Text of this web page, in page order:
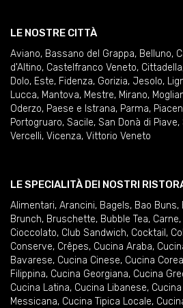
LE NOSTRE CITTÀ
Aviano, Bassano del Grappa, Belluno,
d'Altino, Castelfranco Veneto, Cittadella
Dolo, Este, Fidenza, Gorizia, Jesolo,
Lucca, Mantova, Mestre, Mirano,
Oderzo, Paese e Istrana, Parma,
Portogruaro, Sacile, San Donà di Piave,
Vercelli, Vicenza, Vittorio Veneto
LE SPECIALITÀ DEI NOSTRI
Alimentari, Arancini, Bagels, Bao Buns,
Brunch, Bruschette, Bubble Tea, Carne,
Cioccolato, Club Sandwich, Cocktail ,
Conserve, Crêpes, Cucina Araba,
Bavarese, Cucina Cinese, Cucina
Filippina, Cucina Georgiana, Cucina
Cucina Latina, Cucina Libanese,
Messicana, Cucina Tipica Locale,